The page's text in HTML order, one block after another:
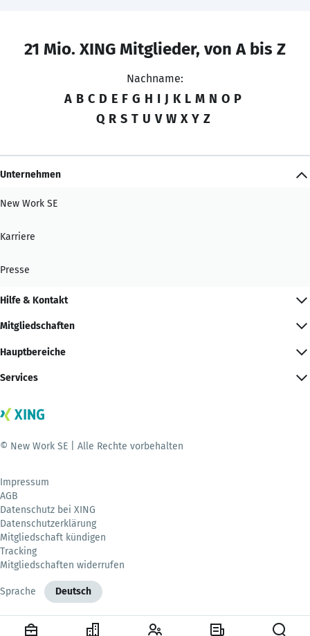
21 Mio. XING Mitglieder, von A bis Z
Nachname:
A B C D E F G H I J K L M N O P
Q R S T U V W X Y Z
Unternehmen
New Work SE
Karriere
Presse
Hilfe & Kontakt
Mitgliedschaften
Hauptbereiche
Services
© New Work SE | Alle Rechte vorbehalten
Impressum
AGB
Datenschutz bei XING
Datenschutzerklärung
Mitgliedschaft kündigen
Tracking
Mitgliedschaften widerrufen
Sprache Deutsch